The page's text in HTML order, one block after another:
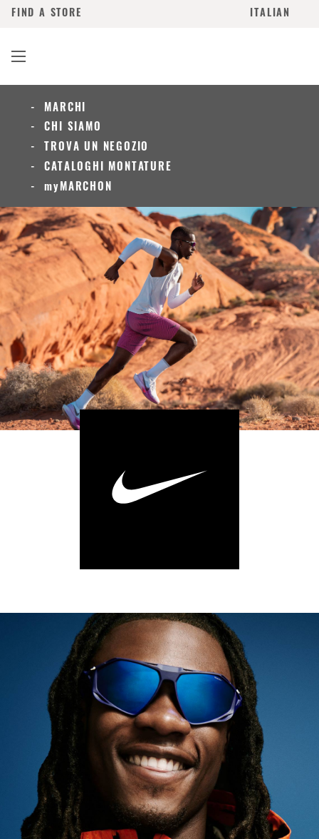
ITALIAN
FIND A STORE
MARCHI
CHI SIAMO
TROVA UN NEGOZIO
CATALOGHI MONTATURE
myMARCHON